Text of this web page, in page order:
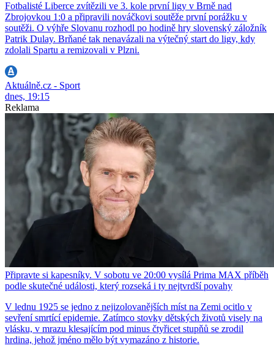
Fotbalisté Liberce zvítězili ve 3. kole první ligy v Brně nad
Zbrojovkou 1:0 a připravili nováčkovi soutěže první porážku v
soutěži. O výhře Slovanu rozhodl po hodině hry slovenský záložník
Patrik Dulay. Brňané tak nenavázali na výtečný start do ligy, kdy
zdolali Spartu a remizovali v Plzni.
Aktuálně.cz - Sport
dnes, 19:15
Reklama
Připravte si kapesníky. V sobotu ve 20:00 vysílá Prima MAX příběh
podle skutečné události, který rozseká i ty nejtvrdší povahy
V lednu 1925 se jedno z nejizolovanějších míst na Zemi ocitlo v
sevření smrtící epidemie. Zatímco stovky dětských životů visely na
vlásku, v mrazu klesajícím pod minus čtyřicet stupňů se zrodil
hrdina, jehož jméno mělo být vymazáno z historie.